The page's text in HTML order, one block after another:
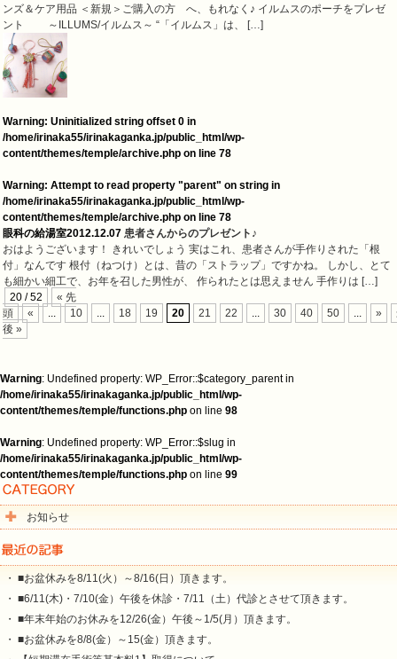
ンズ＆ケア用品 ＜新規＞ご購入の方 へ、もれなく♪ イルムスのポーチをプレゼ
ント ～ILLUMS/イルムス～ “「イルムス」は、 […]
Warning: Uninitialized string offset 0 in
/home/irinaka55/irinakaganka.jp/public_html/wp-
content/themes/temple/archive.php on line 78
Warning: Attempt to read property "parent" on string in
/home/irinaka55/irinakaganka.jp/public_html/wp-
content/themes/temple/archive.php on line 78
眼科の給湯室2012.12.07 患者さんからのプレゼント♪
おはようございます！ きれいでしょう 実はこれ、患者さんが手作りされた「根
付」なんです 根付（ねつけ）とは、昔の「ストラップ」ですかね。 しかし、とて
も細かい細工で、お年を召した男性が、 作られたとは思えません 手作りは […]
20 / 52
« 先
頭
« 10 18 19 20 21 22 30 40 50 »
後 »
Warning: Undefined property: WP_Error::$category_parent in
/home/irinaka55/irinakaganka.jp/public_html/wp-
content/themes/temple/functions.php on line 98
Warning: Undefined property: WP_Error::$slug in
/home/irinaka55/irinakaganka.jp/public_html/wp-
content/themes/temple/functions.php on line 99
お知らせ
・ ■お盆休みを8/11(火）～8/16(日）頂きます。
・ ■6/11(木)・7/10(金）午後を休診・7/11（土）代診とさせて頂きます。
・ ■年末年始のお休みを12/26(金）午後～1/5(月）頂きます。
・ ■お盆休みを8/8(金）～15(金）頂きます。